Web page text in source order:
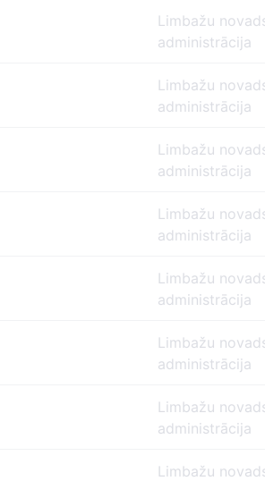
Limbažu
administrācija
Limbažu
administrācija
Limbažu
administrācija
Limbažu
administrācija
Limbažu
administrācija
Limbažu
administrācija
Limbažu
administrācija
Limbažu